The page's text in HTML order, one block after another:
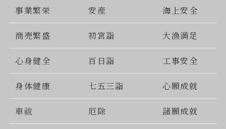
事業繁栄 安産 海上安全
商売繁盛 初宮詣 大漁満足
心身健全 百日詣 工事安全
身体健康 七五三詣 心願成就
車祓 厄除 諸願成就